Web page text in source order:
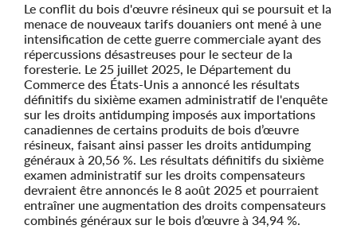
Le conflit du bois d'œuvre résineux qui se poursuit et la
menace de nouveaux tarifs douaniers ont mené à une
intensification de cette guerre commerciale ayant des
répercussions désastreuses pour le secteur de la
foresterie. Le 25 juillet 2025, le Département du
Commerce des États-Unis a annoncé les résultats
définitifs du sixième examen administratif de l'enquête
sur les droits antidumping imposés aux importations
canadiennes de certains produits de bois d’œuvre
résineux, faisant ainsi passer les droits antidumping
généraux à 20,56 %. Les résultats définitifs du sixième
examen administratif sur les droits compensateurs
devraient être annoncés le 8 août 2025 et pourraient
entraîner une augmentation des droits compensateurs
combinés généraux sur le bois d’œuvre à 34,94 %.